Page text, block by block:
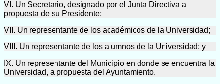
VI. Un Secretario, designado por el Junta Directiva a
propuesta de su Presidente;
VII. Un representante de los académicos de la Universidad;
VIII. Un representante de los alumnos de la Universidad; y
IX. Un representante del Municipio en donde se encuentra la
Universidad, a propuesta del Ayuntamiento.